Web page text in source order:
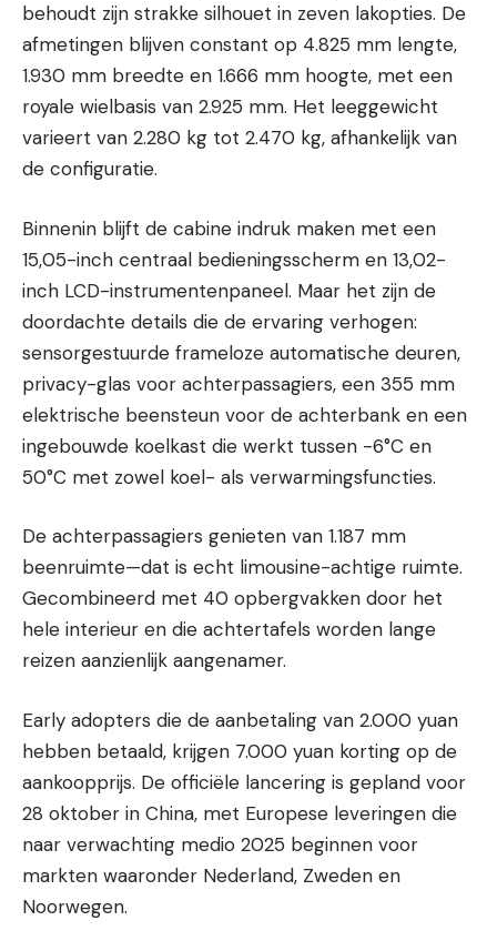
behoudt zijn strakke silhouet in zeven lakopties. De
afmetingen blijven constant op 4.825 mm lengte,
1.930 mm breedte en 1.666 mm hoogte, met een
royale wielbasis van 2.925 mm. Het leeggewicht
varieert van 2.280 kg tot 2.470 kg, afhankelijk van
de configuratie.
Binnenin blijft de cabine indruk maken met een
15,05-inch centraal bedieningsscherm en 13,02-
inch LCD-instrumentenpaneel. Maar het zijn de
doordachte details die de ervaring verhogen:
sensorgestuurde frameloze automatische deuren,
privacy-glas voor achterpassagiers, een 355 mm
elektrische beensteun voor de achterbank en een
ingebouwde koelkast die werkt tussen -6°C en
50°C met zowel koel- als verwarmingsfuncties.
De achterpassagiers genieten van 1.187 mm
beenruimte—dat is echt limousine-achtige ruimte.
Gecombineerd met 40 opbergvakken door het
hele interieur en die achtertafels worden lange
reizen aanzienlijk aangenamer.
Early adopters die de aanbetaling van 2.000 yuan
hebben betaald, krijgen 7.000 yuan korting op de
aankoopprijs. De officiële lancering is gepland voor
28 oktober in China, met Europese leveringen die
naar verwachting medio 2025 beginnen voor
markten waaronder Nederland, Zweden en
Noorwegen.